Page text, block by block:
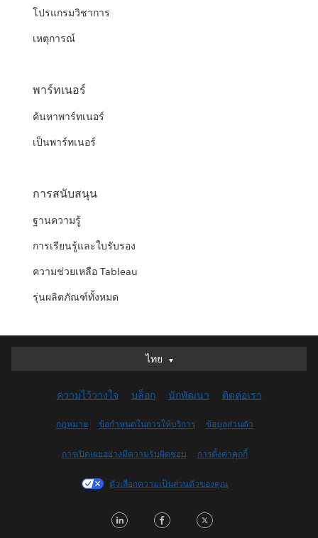
โปรแกรมวิชาการ
เหตุการณ์
พาร์ทเนอร์
ค้นหาพาร์ทเนอร์
เป็นพาร์ทเนอร์
การสนับสนุน
ฐานความรู้
การเรียนรู้และใบรับรอง
ความช่วยเหลือ Tableau
รุ่นผลิตภัณฑ์ทั้งหมด
ไทย
ไทย
English (UK)
English (US)
Français (Canada)
Français (France)
日本語
ความไว้วางใจ บล็อก นักพัฒนา ติดต่อเรา
กฎหมาย ข้อกำหนดในการให้บริการ ข้อมูลส่วนตัว
การเปิดเผยอย่างมีความรับผิดชอบ การตั้งค่าคุกกี้
ตัวเลือกความเป็นส่วนตัวของคุณ
LinkedInFacebook